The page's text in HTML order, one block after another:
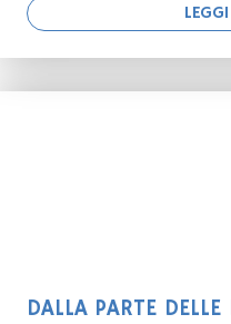
DALLA PARTE